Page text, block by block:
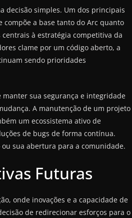
decisão simples. Um dos principais
compõe a base tanto do Arc quanto
à estratégia competitiva da
clame por um código aberto, a
sendo prioridades
manter sua segurança e integridade
A manutenção de um projeto
um ecossistema ativo de
de bugs de forma contínua.
sua abertura para a comunidade.
Futuras
onde inovações e a capacidade de
de redirecionar esforços para o